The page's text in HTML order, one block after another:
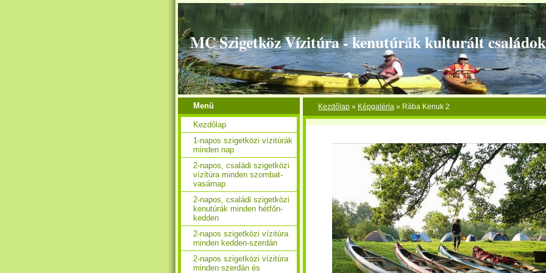
MC Szigetköz Vízitúra - kenutúrák kulturált
Kezdőlap » Képgaléria » Rába Kenuk 2
Menü
Kezdőlap
1-napos szigetközi vízitúrák
minden nap
2-napos, családi szigetközi
vízitúra minden szombat-
vasárnap
2-napos, családi szigetközi
kenutúrák minden hétfőn-
kedden
2-napos szigetközi vízitúra
minden kedden-szerdán
2-napos szigetközi vízitúra
minden szerdán és